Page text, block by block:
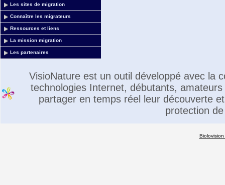
Les sites de migration
Connaître les migrateurs
Ressources et liens
La mission migration
Les partenaires
VisioNature est un outil développé avec la
technologies Internet, débutants,
partager en temps réel leur découverte
protection
Biolovision